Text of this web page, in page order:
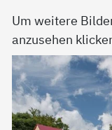
Um weitere
anzusehen